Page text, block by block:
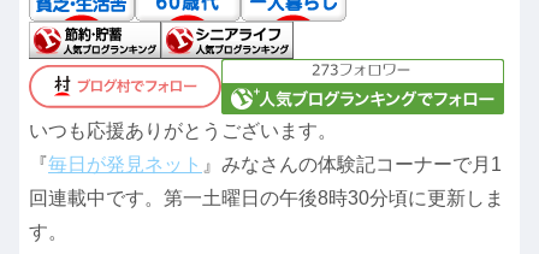
いつも応援ありがとうございます。
『毎日が発見ネット 』みなさんの体験記コーナーで月1
回連載中です。第一土曜日の午後8時30分頃に更新しま
す。